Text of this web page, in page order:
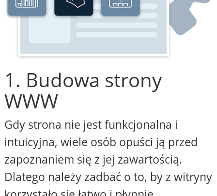
1. Budowa strony
WWW
Gdy strona nie jest funkcjonalna i
intuicyjna, wiele osób opuści ją przed
zapoznaniem się z jej zawartością.
Dlatego należy zadbać o to, by z witryny